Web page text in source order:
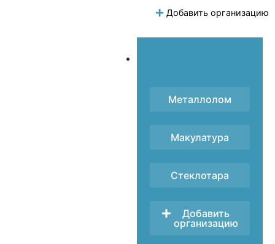
Добавить организацию
Металлолом
Макулатура
Стеклотара
Добавить
организацию